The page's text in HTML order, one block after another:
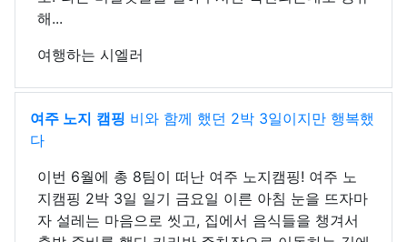
해...
여행하는 시엘러
여주 노지 캠핑 비와 함께 했던 2박 3일이지만 행복했
다
이번 6월에 총 8팀이 떠난 여주 노지캠핑! 여주 노
지캠핑 2박 3일 일기 금요일 이른 아침 눈을 뜨자마
자 설레는 마음으로 씻고, 집에서 음식들을 챙겨서